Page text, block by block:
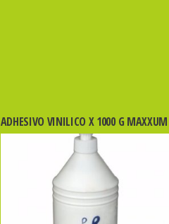
ADHESIVO VINILICO X 1000 G MAXXUM